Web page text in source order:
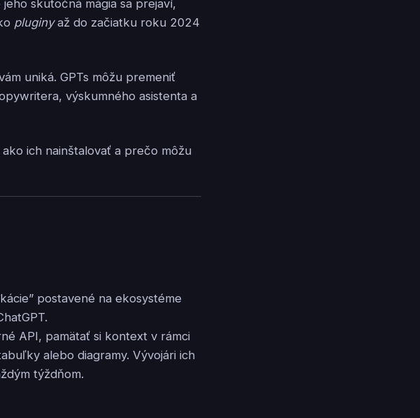
skutočná mágia sa prejaví,
pluginyaž do začiatku roku 2024
uniká. GPTs môžu premeniť
výskumného asistenta a
ich nainštalovať a prečo môžu
postavené na ekosystéme
API, pamätať si kontext v rámci
alebo diagramy. Vývojári ich
týždňom.